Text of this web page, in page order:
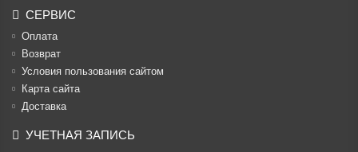
СЕРВИС
Оплата
Возврат
Условия пользования сайтом
Карта сайта
Доставка
УЧЕТНАЯ ЗАПИСЬ